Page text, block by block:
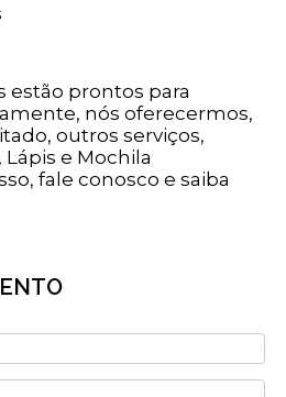
estão prontos para
nós oferecermos,
outros serviços,
e Mochila
fale conosco e saiba